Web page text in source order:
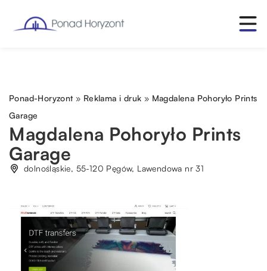
Ponad-Horyzont» Reklama i druk » Magdalena Pohoryło Prints
Garage
Magdalena Pohoryło Prints
Garage
dolnośląskie, 55-120 Pęgów, Lawendowa nr 31